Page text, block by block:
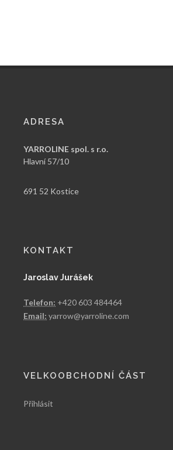
ADRESA
YARROLINE spol. s r.o.
Hlavní 57/10
691 52 Kostice
KONTAKT
Jaroslav Jurášek
Telefon: +420 603 484464
Email: yarrow@yarroline.com
VELKOOBCHODNÍ ČÁST
Přihlásit